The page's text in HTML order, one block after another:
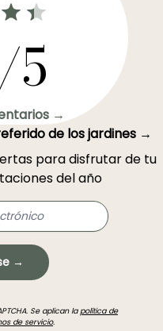
5
→
de los jardines →
para disfrutar de tu
del año
→
Se aplican lapolítica de
de servicio.